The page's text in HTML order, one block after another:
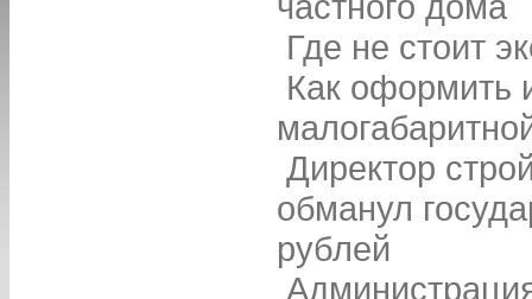
Где не стоит
Как оформить
Директор
обманул
рублей